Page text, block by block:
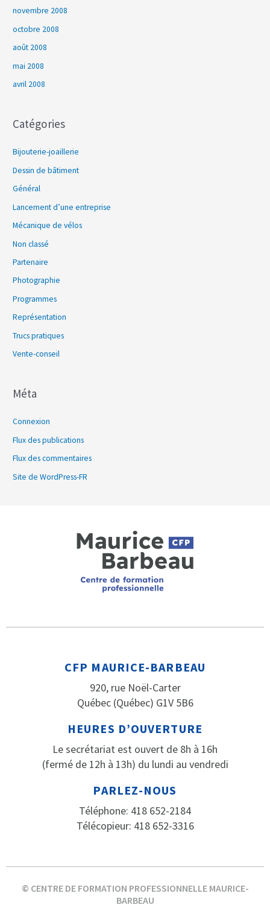
novembre 2008
octobre 2008
août 2008
mai 2008
avril 2008
Catégories
Bijouterie-joaillerie
Dessin de bâtiment
Général
Lancement d’une entreprise
Mécanique de vélos
Non classé
Partenaire
Photographie
Programmes
Représentation
Trucs pratiques
Vente-conseil
Méta
Connexion
Flux des publications
Flux des commentaires
Site de WordPress-FR
CFP MAURICE-BARBEAU
920, rue Noël-Carter
Québec (Québec) G1V 5B6
HEURES D’OUVERTURE
Le secrétariat est ouvert de 8h à 16h
(fermé de 12h à 13h) du lundi au vendredi
PARLEZ-NOUS
Téléphone: 418 652-2184
Télécopieur: 418 652-3316
© CENTRE DE FORMATION PROFESSIONNELLE MAURICE-
BARBEAU